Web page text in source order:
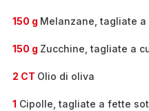
150 g Melanzane, tagliate a
150 g Zucchine, tagliate a
2 CT Olio di oliva
1 Cipolle, tagliate a fette